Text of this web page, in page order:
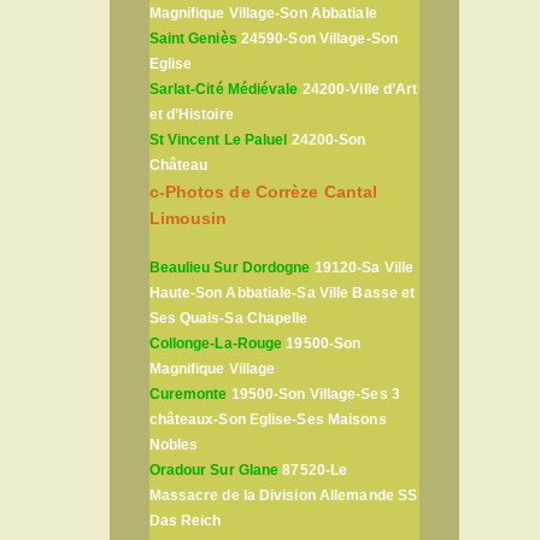
Magnifique Village-Son Abbatiale
Saint Geniès 24590-Son Village-Son
Eglise
Sarlat-Cité Médiévale 24200-Ville d’Art
et d’Histoire
St Vincent Le Paluel 24200-Son
Château
c-Photos de Corrèze Cantal
Limousin
Beaulieu Sur Dordogne 19120-Sa Ville
Haute-Son Abbatiale-Sa Ville Basse et
Ses Quais-Sa Chapelle
Collonge-La-Rouge 19500-Son
Magnifique Village
Curemonte 19500-Son Village-Ses 3
châteaux-Son Eglise-Ses Maisons
Nobles
Oradour Sur Glane 87520-Le
Massacre de la Division Allemande SS
Das Reich